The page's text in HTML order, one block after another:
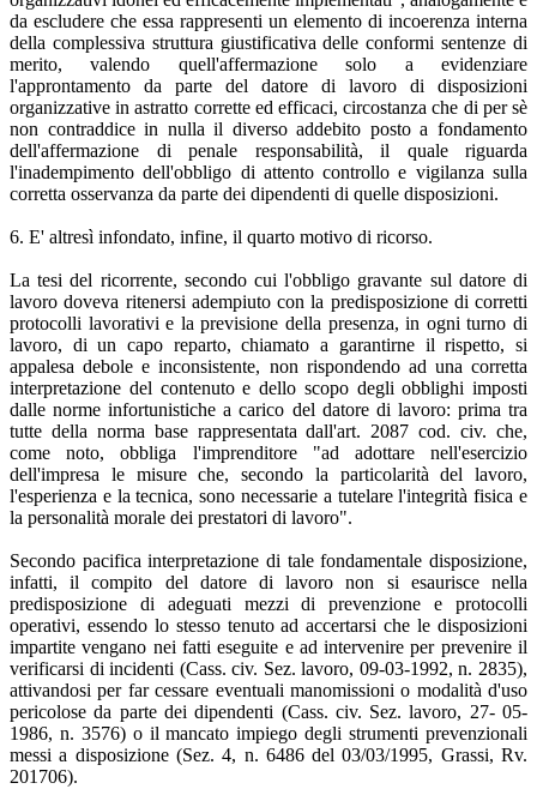
da escludere che essa rappresenti un elemento di incoerenza interna
della complessiva struttura giustificativa delle conformi sentenze di
merito, valendo quell'affermazione solo a evidenziare
l'approntamento da parte del datore di lavoro di disposizioni
organizzative in astratto corrette ed efficaci, circostanza che di per sè
non contraddice in nulla il diverso addebito posto a fondamento
dell'affermazione di penale responsabilità, il quale riguarda
l'inadempimento dell'obbligo di attento controllo e vigilanza sulla
corretta osservanza da parte dei dipendenti di quelle disposizioni.
6. E' altresì infondato, infine, il quarto motivo di ricorso.
La tesi del ricorrente, secondo cui l'obbligo gravante sul datore di
lavoro doveva ritenersi adempiuto con la predisposizione di corretti
protocolli lavorativi e la previsione della presenza, in ogni turno di
lavoro, di un capo reparto, chiamato a garantirne il rispetto, si
appalesa debole e inconsistente, non rispondendo ad una corretta
interpretazione del contenuto e dello scopo degli obblighi imposti
dalle norme infortunistiche a carico del datore di lavoro: prima tra
tutte della norma base rappresentata dall'art. 2087 cod. civ. che,
come noto, obbliga l'imprenditore "ad adottare nell'esercizio
dell'impresa le misure che, secondo la particolarità del lavoro,
l'esperienza e la tecnica, sono necessarie a tutelare l'integrità fisica e
la personalità morale dei prestatori di lavoro".
Secondo pacifica interpretazione di tale fondamentale disposizione,
infatti, il compito del datore di lavoro non si esaurisce nella
predisposizione di adeguati mezzi di prevenzione e protocolli
operativi, essendo lo stesso tenuto ad accertarsi che le disposizioni
impartite vengano nei fatti eseguite e ad intervenire per prevenire il
verificarsi di incidenti (Cass. civ. Sez. lavoro, 09-03-1992, n. 2835),
attivandosi per far cessare eventuali manomissioni o modalità d'uso
pericolose da parte dei dipendenti (Cass. civ. Sez. lavoro, 27- 05-
1986, n. 3576) o il mancato impiego degli strumenti prevenzionali
messi a disposizione (Sez. 4, n. 6486 del 03/03/1995, Grassi, Rv.
201706).